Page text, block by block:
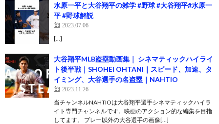
水原一平と大谷翔平の雑学 #野球 #大谷翔平#水原一
平 #野球解説
2023.07.06
[…]
大谷翔平MLB盗塁動画集｜ シネマティックハイライ
ト後半戦｜SHOHEI OHTANI｜スピード、加速、タ
イミング、大谷選手の名盗塁｜NAHTIO
2023.11.26
当チャンネルNAHTIOは大谷翔平選手シネマティックハイラ
イト専門チャンネルです。映画のアクション的な編集を目指
してます。 プレー以外の大谷選手の画像[…]